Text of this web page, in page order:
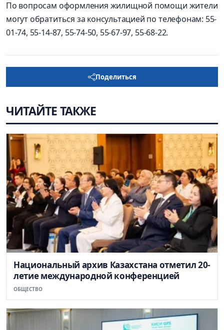
По вопросам оформления жилищной помощи жители
могут обратиться за консультацией по телефонам: 55-
01-74, 55-14-87, 55-74-50, 55-67-97, 55-68-22.
Поделиться
ЧИТАЙТЕ ТАКЖЕ
Национальный архив Казахстана отметил 20-
летие международной конференцией
ОБЩЕСТВО